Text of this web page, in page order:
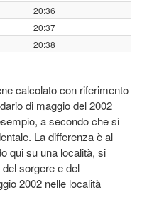
20:36
20:37
20:38
calcolato con riferimento
di maggio del 2002
a secondo che si
La differenza è al
qui su una località, si
sorgere e del
2002 nelle località